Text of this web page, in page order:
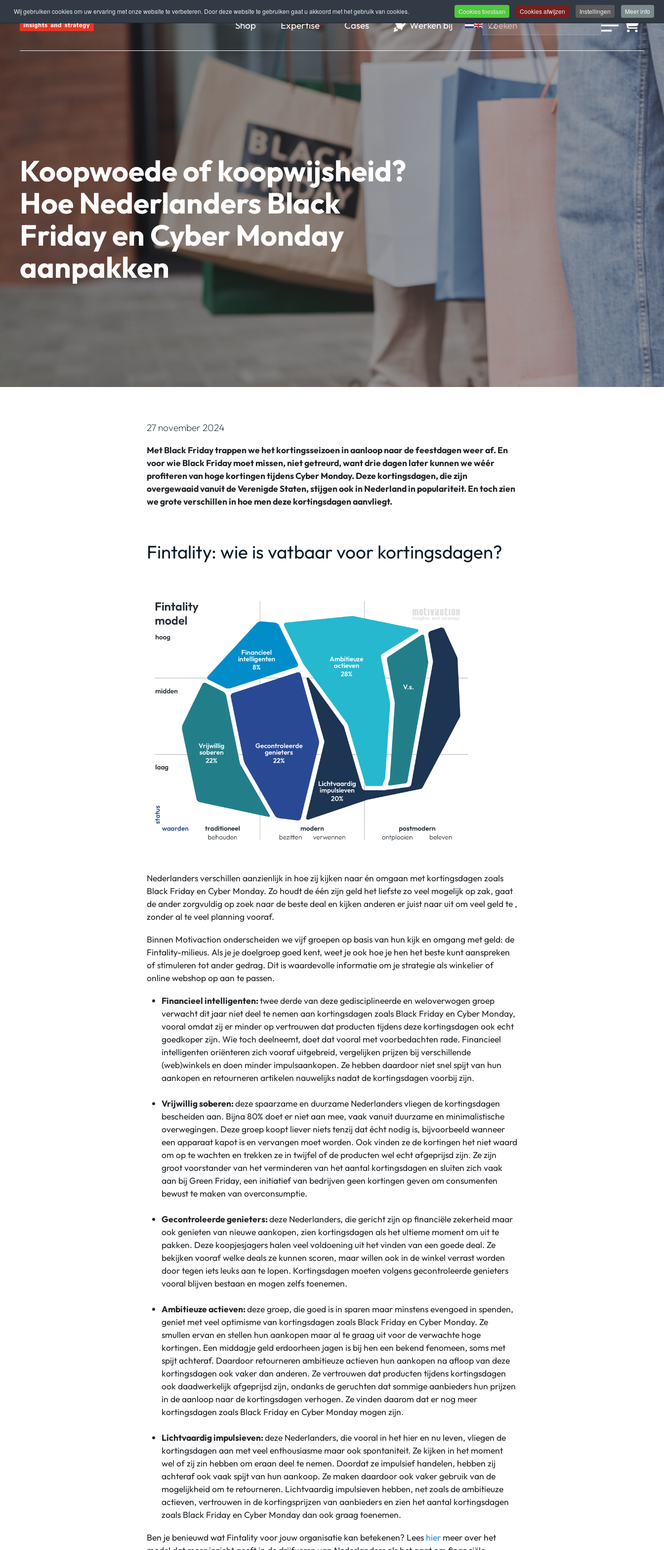
Wij gebruiken cookies om uw ervaring met onze website te verbeteren. Door deze website te gebruiken gaat u akkoord met het gebruik van cookies. Cookies toestaan Cookies afwijzen Instellingen Meer info
Terug naar hoofdinhoud Shop Expertise Cases Werken bij
Koopwoede of koopwijsheid?
Hoe Nederlanders Black
Friday en Cyber Monday
aanpakken
27 november 2024
Met Black Friday trappen we het kortingsseizoen in aanloop naar de feestdagen weer af.En
voor wie Black Friday moet missen, niet getreurd, want drie dagen later kunnen we wéér
profiteren van hoge kortingen tijdens Cyber Monday. Deze kortingsdagen, die zijn
overgewaaid vanuit de Verenigde Staten, stijgen ook in Nederland in populariteit. En toch zien
we grote verschillen in hoe men deze kortingsdagen aanvliegt.
Fintality: wie is vatbaar voor kortingsdagen?
Nederlanders verschillen aanzienlijk in hoe zij kijken naar én omgaan met kortingsdagen zoals
Black Friday en Cyber Monday. Zo houdt de één zijn geld het liefste zo veel mogelijk op zak, gaat
de ander zorgvuldig op zoek naar de beste deal en kijken anderen er juist naar uit om veel geld te ,
zonder al te veel planning vooraf.
Binnen Motivaction onderscheiden we vijf groepen op basis van hun kijk en omgang met geld: de
Fintality-milieus. Als je je doelgroep goed kent, weet je ook hoe je hen het beste kunt aanspreken
of stimuleren tot ander gedrag. Dit is waardevolle informatie om je strategie als winkelier of
online webshop op aan te passen.
Financieel intelligenten:twee derde van deze gedisciplineerde en weloverwogen groep
verwacht dit jaar niet deel te nemen aan kortingsdagen zoals Black Friday en Cyber Monday,
vooral omdat zij er minder op vertrouwen dat producten tijdens deze kortingsdagen ook echt
goedkoper zijn. Wie toch deelneemt, doet dat vooral met voorbedachten rade. Financieel
intelligenten oriënteren zich vooraf uitgebreid, vergelijken prijzen bij verschillende
(web)winkels en doen minder impulsaankopen. Ze hebben daardoor niet snel spijt van hun
aankopen en retourneren artikelen nauwelijks nadat de kortingsdagen voorbij zijn.
Vrijwillig soberen:deze spaarzame en duurzame Nederlanders vliegen de kortingsdagen
bescheiden aan. Bijna 80% doet er niet aan mee, vaak vanuit duurzame en minimalistische
overwegingen. Deze groep koopt liever niets tenzij dat écht nodig is, bijvoorbeeld wanneer
een apparaat kapot is en vervangen moet worden. Ook vinden ze de kortingen het niet waard
om op te wachten en trekken ze in twijfel of de producten wel echt afgeprijsd zijn. Ze zijn
groot voorstander van het verminderen van het aantal kortingsdagen en sluiten zich vaak
aan bij Green Friday, een initiatief van bedrijven geen kortingen geven om consumenten
bewust te maken van overconsumptie.
Gecontroleerde genieters:deze Nederlanders, die gericht zijn op financiële zekerheid maar
ook genieten van nieuwe aankopen, zien kortingsdagen als het ultieme moment om uit te
pakken. Deze koopjesjagers halen veel voldoening uit het vinden van een goede deal. Ze
bekijken vooraf welke deals ze kunnen scoren, maar willen ook in de winkel verrast worden
door tegen iets leuks aan te lopen. Kortingsdagen moeten volgens gecontroleerde genieters
vooral blijven bestaan en mogen zelfs toenemen.
Ambitieuze actieven:deze groep, die goed is in sparen maar minstens evengoed in spenden,
geniet met veel optimisme van kortingsdagen zoals Black Friday en Cyber Monday. Ze
smullen ervan en stellen hun aankopen maar al te graag uit voor de verwachte hoge
kortingen. Een middagje geld erdoorheen jagen is bij hen een bekend fenomeen, soms met
spijt achteraf. Daardoor retourneren ambitieuze actieven hun aankopen na afloop van deze
kortingsdagen ook vaker dan anderen. Ze vertrouwen dat producten tijdens kortingsdagen
ook daadwerkelijk afgeprijsd zijn, ondanks de geruchten dat sommige aanbieders hun prijzen
in de aanloop naar de kortingsdagen verhogen. Ze vinden daarom dat er nog meer
kortingsdagen zoals Black Friday en Cyber Monday mogen zijn.
Lichtvaardig impulsieven:deze Nederlanders, die vooral in het hier en nu leven, vliegen de
kortingsdagen aan met veel enthousiasme maar ook spontaniteit. Ze kijken in het moment
wel of zij zin hebben om eraan deel te nemen. Doordat ze impulsief handelen, hebben zij
achteraf ook vaak spijt van hun aankoop. Ze maken daardoor ook vaker gebruik van de
mogelijkheid om te retourneren. Lichtvaardig impulsieven hebben, net zoals de ambitieuze
actieven, vertrouwen in de kortingsprijzen van aanbieders en zien het aantal kortingsdagen
zoals Black Friday en Cyber Monday dan ook graag toenemen.
Ben je benieuwd wat Fintality voor jouw organisatie kan betekenen? Lees hier meer over het